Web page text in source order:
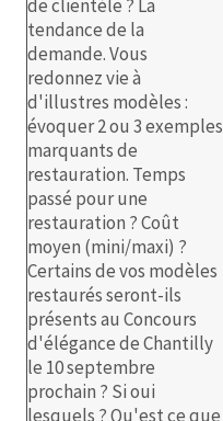
de clientèle ? La
tendance de la
demande. Vous
redonnez vie à
d'illustres modèles :
évoquer 2 ou 3 exemples
marquants de
restauration. Temps
passé pour une
restauration ? Coût
moyen (mini/maxi) ?
Certains de vos modèles
restaurés seront-ils
présents au Concours
d'élégance de Chantilly
le 10 septembre
prochain ? Si oui
lesquels ? Qu'est ce que